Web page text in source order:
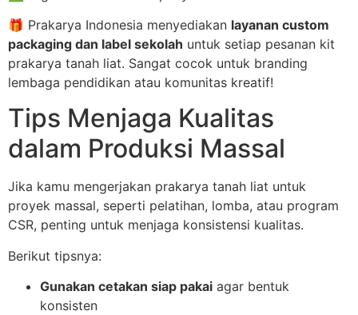
🎁 Prakarya Indonesia menyediakan layanan custom
packaging dan label sekolah untuk setiap pesanan kit
prakarya tanah liat. Sangat cocok untuk branding
lembaga pendidikan atau komunitas kreatif!
Tips Menjaga Kualitas
dalam Produksi Massal
Jika kamu mengerjakan prakarya tanah liat untuk
proyek massal, seperti pelatihan, lomba, atau program
CSR, penting untuk menjaga konsistensi kualitas.
Berikut tipsnya:
Gunakan cetakan siap pakai agar bentuk
konsisten